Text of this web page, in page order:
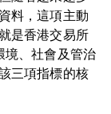
料，這項主動
是香港交易所
境、社會及管治
三項指標的核